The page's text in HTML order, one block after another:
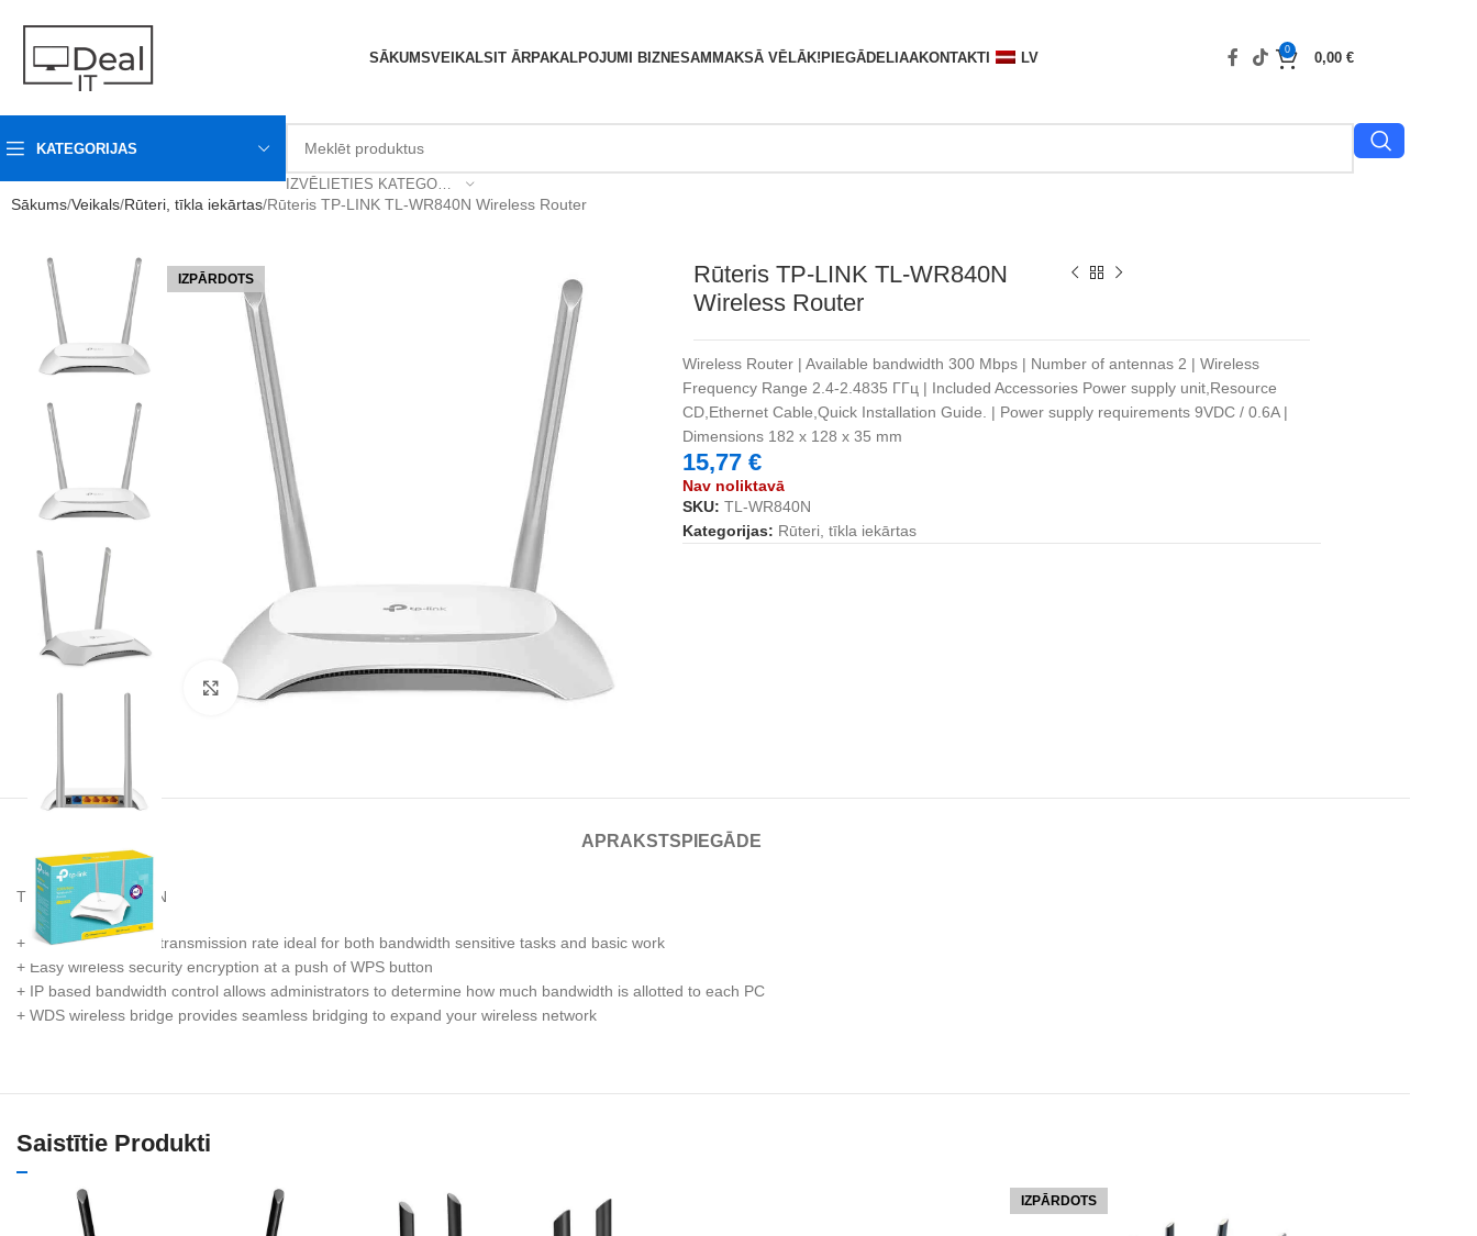
SĀKUMSVEIKALS IT ĀRPAKALPOJUMI BIZNESAM MAKSĀ VĒLĀK! PIEGĀDELIAAKONTAKTI LV
0
0,00 €
KATEGORIJAS
IZVĒLIETIES KATEGORIJU
Sākums Veikals Rūteri, tīkla iekārtas Rūteris TP-LINK TL-WR840N Wireless Router
IZPĀRDOTS
Noklikšķiniet, lai palielinātu
Rūteris TP-LINK TL-WR840N
Wireless Router
Wireless Router | Available bandwidth 300 Mbps | Number of antennas 2 | Wireless
Frequency Range 2.4-2.4835 ГГц | Included Accessories Power supply unit,Resource
CD,Ethernet Cable,Quick Installation Guide. | Power supply requirements 9VDC / 0.6A |
Dimensions 182 x 128 x 35 mm
15,77 €
Nav noliktavā
SKU: TL-WR840N
Kategorijas: Rūteri, tīkla iekārtas
APRAKSTS PIEGĀDE
TP-LINK TL-WR840N
+ 300Mbps wireless transmission rate ideal for both bandwidth sensitive tasks and basic work
+ Easy wireless security encryption at a push of WPS button
+ IP based bandwidth control allows administrators to determine how much bandwidth is allotted to each PC
+ WDS wireless bridge provides seamless bridging to expand your wireless network
Saistītie Produkti
IZPĀRDOTS